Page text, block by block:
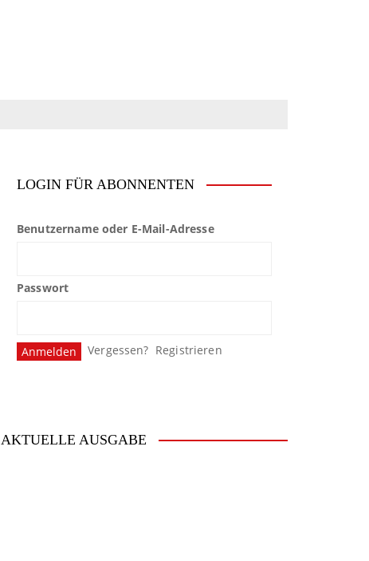
LOGIN FÜR ABONNENTEN
Benutzername oder E-Mail-Adresse
Passwort
Vergessen? Registrieren
AKTUELLE AUSGABE